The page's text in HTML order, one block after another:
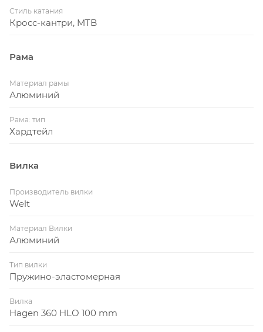
Стиль катания
Кросс-кантри, MTB
Рама
Материал рамы
Алюминий
Рама: тип
Хардтейл
Вилка
Производитель вилки
Welt
Материал Вилки
Алюминий
Тип вилки
Пружино-эластомерная
Вилка
Hagen 360 HLO 100 mm